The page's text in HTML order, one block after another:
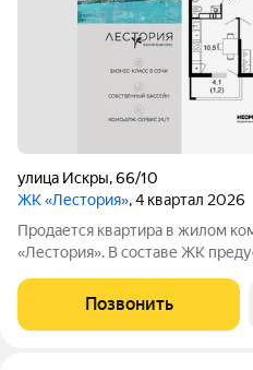
улица Искры,66/10
ЖК «Лестория», 4 квартал 2026
Продается квартира в жилом
«Лестория». В составе ЖК
подогреваемыми бассейнами,
бизнес-класса. Аквазона
Позвонить